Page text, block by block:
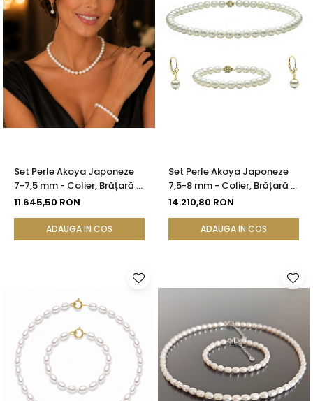
Set Perle Akoya Japoneze
7-7,5 mm - Colier, Brățară și
Cercei, Aur Galben 14K |
11.645,50 RON
ADAUGA IN COS
Set Perle Akoya Japoneze
7,5-8 mm - Colier, Brățară și
Cercei, Aur Galben 14K |
14.210,80 RON
ADAUGA IN COS